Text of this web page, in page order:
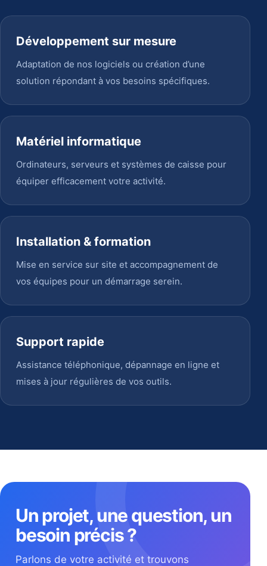
Développement sur mesure
Adaptation de nos logiciels ou création d’une
solution répondant à vos besoins spécifiques.
Matériel informatique
Ordinateurs, serveurs et systèmes de caisse pour
équiper efficacement votre activité.
Installation & formation
Mise en service sur site et accompagnement de
vos équipes pour un démarrage serein.
Support rapide
Assistance téléphonique, dépannage en ligne et
mises à jour régulières de vos outils.
Un projet, une question, un
besoin précis ?
Parlons de votre activité et trouvons